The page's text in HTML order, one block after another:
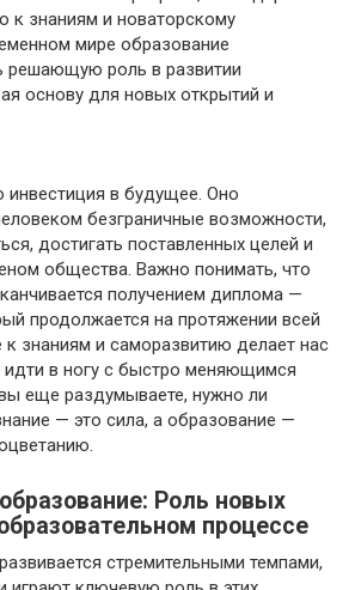
к знаниям и новаторскому
мире образование
решающую роль в развитии
основу для новых открытий и
инвестиция в будущее. Оно
безграничные возможности,
достигать поставленных целей и
общества. Важно понимать, что
получением диплома —
продолжается на протяжении всей
знаниям и саморазвитию делает нас
идти в ногу с быстро меняющимся
еще раздумываете, нужно ли
— это сила, а образование —
Роль новых
процессе
стремительными темпами,